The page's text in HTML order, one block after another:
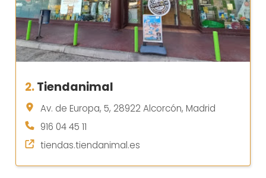
2.Tiendanimal
Av. de Europa, 5, 28922 Alcorcón, Madrid
916 04 45 11
tiendas.tiendanimal.es